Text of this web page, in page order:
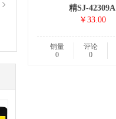
精SJ-42309A
￥33.00
销量
0
评论
0